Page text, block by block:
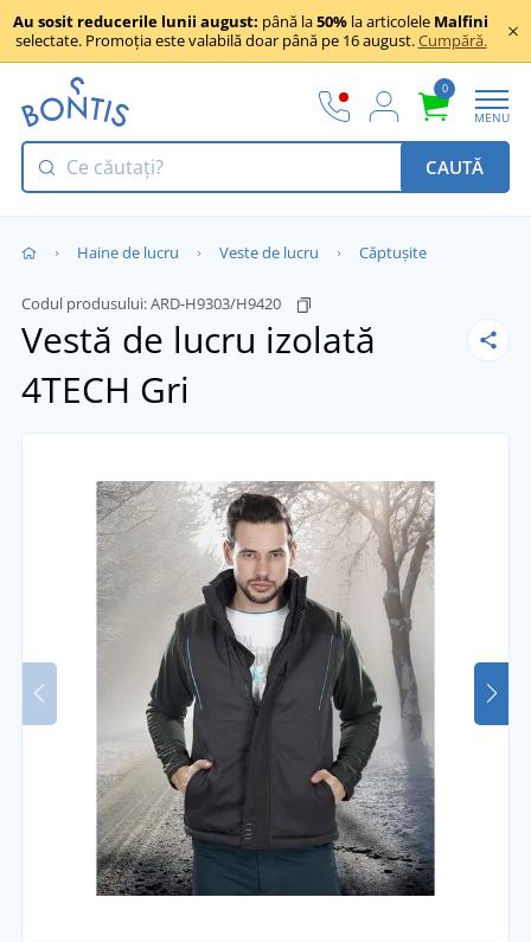
Au sosit reducerile lunii august: până la50% la articolele Malfini
selectate. Promoția este valabilă doar până pe 16 august.Cumpără.
0
MENU
CAUTĂ
Haine de lucru Veste de lucru Căptușite
Codul produsului:ARD-H9303/H9420
Vestă de lucru izolată
4TECH Gri